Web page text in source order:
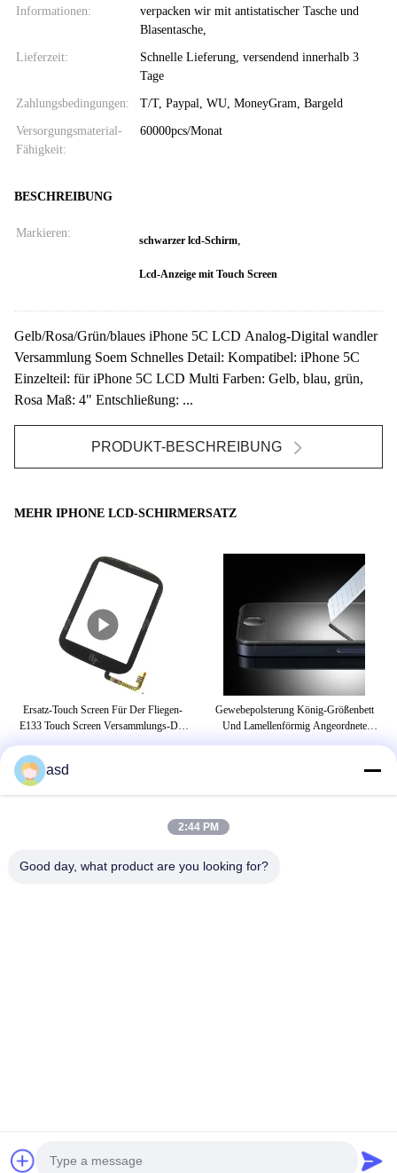
Informationen:
verpacken wir mit antistatischer Tasche und
Blasentasche,
Lieferzeit:
Schnelle Lieferung, versendend innerhalb 3
Tage
Zahlungsbedingungen: T/T, Paypal, WU, MoneyGram, Bargeld
Versorgungsmaterial-
Fähigkeit:
60000pcs/Monat
BESCHREIBUNG
Markieren:
schwarzer lcd-Schirm,
Lcd-Anzeige mit Touch Screen
Gelb/Rosa/Grün/blaues iPhone 5C LCD Analog-Digital wandler
Versammlung Soem Schnelles Detail: Kompatibel: iPhone 5C
Einzelteil: für iPhone 5C LCD Multi Farben: Gelb, blau, grün,
Rosa Maß: 4" Entschließung: ...
PRODUKT-BESCHREIBUNG
MEHR IPHONE LCD-SCHIRMERSATZ
Ersatz-Touch Screen Für Der Fliegen-
E133 Touch Screen Versammlungs-Der
Versammlungs-Fliege E134Replacemen
Der Fliegen-E133
Gewebepolsterung König-Größenbett
Und Lamellenförmig Angeordnete
UMBAUTEN
iphone 6s Schirmersatz
Copyright © 2015 - 2025 iphonelcdscreens.com. All rights reserved. Developed by ECER
asd
2:44 PM
Good day, what product are you looking for?